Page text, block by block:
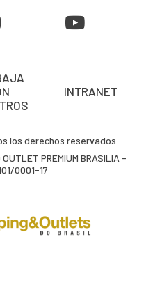
INTRANET
los derechos reservados
OUTLET PREMIUM BRASILIA -
0001-17